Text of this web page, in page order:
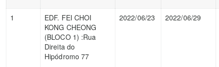
1
EDF. FEI CHOI
KONG CHEONG
(BLOCO 1) :Rua
Direita do
Hipódromo 77
2022/06/23 2022/06/29